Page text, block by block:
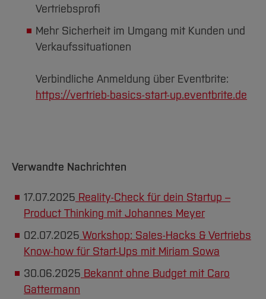
Vertriebsprofi
Mehr Sicherheit im Umgang mit Kunden und
Verkaufssituationen
Verbindliche Anmeldung über Eventbrite:
https://vertrieb-basics-start-up.eventbrite.de
Verwandte Nachrichten
17.07.2025 Reality-Check für dein Startup –
Product Thinking mit Johannes Meyer
02.07.2025 Workshop: Sales-Hacks & Vertriebs
Know-how für Start-Ups mit Miriam Sowa
30.06.2025 Bekannt ohne Budget mit Caro
Gattermann